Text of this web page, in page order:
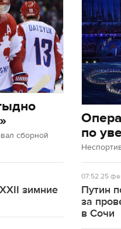
сборной
зимние
по
07:52 25
Путин
за
в Сочи